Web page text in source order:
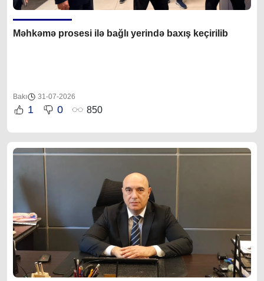
Məhkəmə prosesi ilə bağlı yerində baxış keçirilib
Bakı 31-07-2026
1 0 850